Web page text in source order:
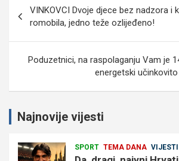
objava
VINKOVCI Dvoje djece bez nadzora i
romobila, jedno teže ozlijeđeno!
Poduzetnici, na raspolaganju Vam je
energetski
Najnovije vijesti
SPORT TEMA DANA VIJESTI